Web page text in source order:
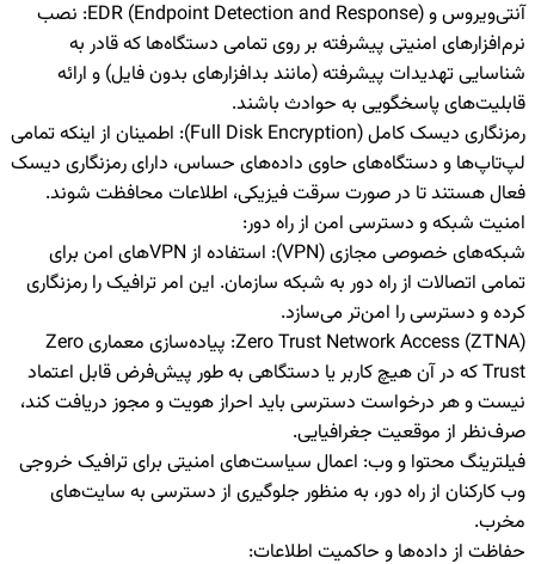
آنتی‌ویروس وEDR (Endpoint Detection and Response)
: نصب
نرم‌افزارهای امنیتی پیشرفته بر روی تمامی دستگاه‌ها که قادر به
شناسایی تهدیدات پیشرفته (مانند بدافزارهای بدون فایل) و ارائه
قابلیت‌های پاسخگویی به حوادث باشند.
رمزنگاری دیسک کامل (Full Disk Encryption
): اطمینان از اینکه تمامی
لپ‌تاپ‌ها و دستگاه‌های حاوی داده‌های حساس، دارای رمزنگاری دیسک
فعال هستند تا در صورت سرقت فیزیکی، اطلاعات محافظت شوند.
امنیت شبکه و دسترسی امن از راه دور:
شبکه‌های خصوصی مجازی (VPN
):
استفاده از VPNهای امن برای
تمامی اتصالات از راه دور به شبکه سازمان. این امر ترافیک را رمزنگاری
کرده و دسترسی را امن‌تر می‌سازد.
Zero Trust Network Access (ZTNA)
:
پیاده‌سازی معماری Zero
Trust که در آن هیچ کاربر یا دستگاهی به طور پیش‌فرض قابل اعتماد
نیست و هر درخواست دسترسی باید احراز هویت و مجوز دریافت کند،
صرف‌نظر از موقعیت جغرافیایی.
فیلترینگ محتوا و وب: اعمال سیاست‌های امنیتی برای ترافیک خروجی
وب کارکنان از راه دور، به منظور جلوگیری از دسترسی به سایت‌های
مخرب.
حفاظت از داده‌ها و حاکمیت اطلاعات: